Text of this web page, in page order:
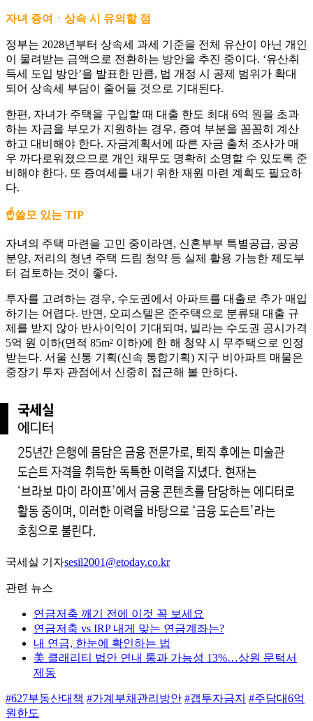
자녀 증여ㆍ상속 시 유의할 점
정부는 2028년부터 상속세 과세 기준을 전체 유산이 아닌 개인
이 물려받는 금액으로 전환하는 방안을 추진 중이다. ‘유산취
득세 도입 방안’을 발표한 만큼, 법 개정 시 공제 범위가 확대
되어 상속세 부담이 줄어들 것으로 기대된다.
한편, 자녀가 주택을 구입할 때 대출 한도 최대 6억 원을 초과
하는 자금을 부모가 지원하는 경우, 증여 부분을 꼼꼼히 계산
하고 대비해야 한다. 자금계획서에 따른 자금 출처 조사가 매
우 까다로워졌으므로 개인 채무도 명확히 소명할 수 있도록 준
비해야 한다. 또 증여세를 내기 위한 재원 마련 계획도 필요하
다.
☝️쓸모 있는 TIP
자녀의 주택 마련을 고민 중이라면, 신혼부부 특별공급, 공공
분양, 저리의 청년 주택 드림 청약 등 실제 활용 가능한 제도부
터 검토하는 것이 좋다.
투자를 고려하는 경우, 수도권에서 아파트를 대출로 추가 매입
하기는 어렵다. 반면, 오피스텔은 준주택으로 분류돼 대출 규
제를 받지 않아 반사이익이 기대되며, 빌라는 수도권 공시가격
5억 원 이하(면적 85m² 이하)에 한 해 청약 시 무주택으로 인정
받는다. 서울 신통 기획(신속 통합기획) 지구 비아파트 매물은
중장기 투자 관점에서 신중히 접근해 볼 만하다.
국세실 기자sesil2001@etoday.co.kr
관련 뉴스
연금저축 깨기 전에 이것 꼭 보세요
연금저축 vs IRP 내게 맞는 연금계좌는?
내 연금, 한눈에 확인하는 법
美 클래리티 법안 연내 통과 가능성 13%…상원 문턱서
제동
#627부동산대책 #가계부채관리방안 #갭투자금지 #주담대6억
원한도